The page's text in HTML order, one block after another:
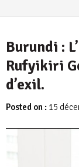
Burundi :
Rufyikiri
d’exil.
Posted on : 15